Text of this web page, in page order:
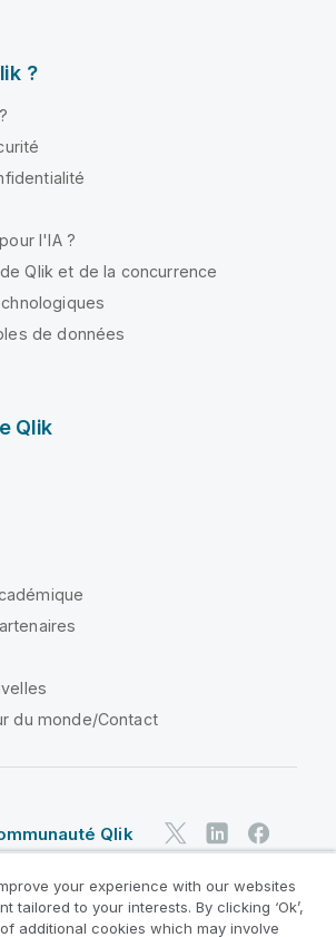
?
l'IA ?
Qlik et de la concurrence
de données
Qlik
du monde/Contact
Qlik
des produits
your experience with our websites
tailored to your interests. By clicking ‘Ok’,
additional cookies which may involve